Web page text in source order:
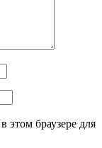
этом браузере для